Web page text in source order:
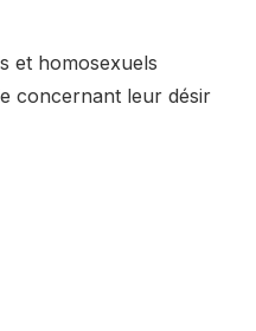
et homosexuels
concernant leur désir